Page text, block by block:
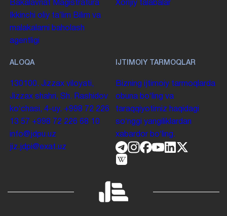
Bakalavriat Magistratura
Ikkinchi oliy taʼlim Bilim va
malakalarni baholash
agentligi
Xorijiy talabalar
ALOQA
130100. Jizzax viloyati,
Jizzax shahri, Sh. Rashidov
koʻchasi, 4-uy. +998 72 226
13 57 +998 72 226 68 10
info@jdpu.uz
jiz.jdpi@exat.uz
IJTIMOIY TARMOQLAR
Bizning ijtimoiy tarmoqlarda
obuna boʻling va
taraqqiyotimiz haqidagi
soʻnggi yangiliklardan
xabardor boʻling.